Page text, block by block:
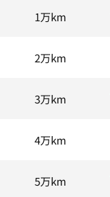
1万km
2万km
3万km
4万km
5万km